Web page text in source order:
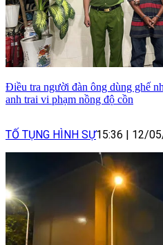
Điều tra người đàn ông dùng ghế
anh trai vi phạm nồng độ cồn
TỐ TỤNG HÌNH SỰ15:36 12/